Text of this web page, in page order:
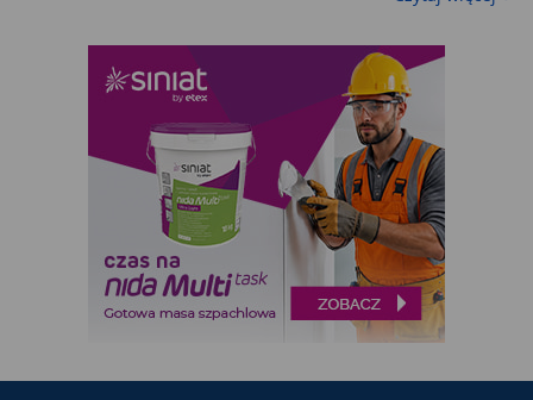
zdecydować na łukowaty kształt. Wtedy musisz wybrać płyty
gięte na sucho.
Wysokiej jakości elementy sufitów podwieszanych
W Mrówka PSB znajdziesz elementy sufitów podwieszanych z
górnej półki. Przydadzą Ci się nie tylko wspomniane wcześniej
profileze stali ocynkowanej. Niezbędne
będą profile przyścienne U i profile nośne oraz główne C.
Musisz też zaopatrzyć się w
łączniki do sufitu
podwieszanego. Dostępne są również łączniki krzyżowe. Za
ich pomocą możesz precyzyjnie łączyć główne i nośne profile
sufitowe. Możesz również nabyć łączniki wzdłużne. Te
CD. Mrówka PSB proponuje ponadto łączniki poprzeczne